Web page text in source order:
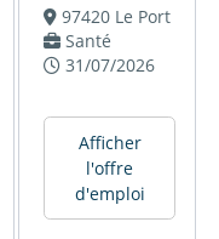
97420 Le Port
Santé
31/07/2026
Afficher
l'offre
d'emploi